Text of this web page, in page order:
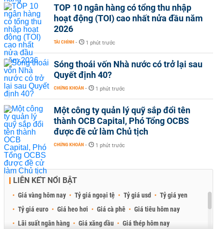
TOP 10 ngân hàng có tổng thu nhập
hoạt động (TOI) cao nhất nửa đầu năm
2026
TÀI CHÍNH - 1 phút trước
Sóng thoái vốn Nhà nước có trở lại sau
Quyết định 40?
CHỨNG KHOÁN - 1 phút trước
Một công ty quản lý quỹ sắp đổi tên
thành OCB Capital, Phó Tổng OCBS
được đề cử làm Chủ tịch
CHỨNG KHOÁN - 1 phút trước
LIÊN KẾT NỔI BẬT
Giá vàng hôm nay Tỷ giá ngoại tệ Tỷ giá usd
Tỷ giá yen
Tỷ giá euro
Giá heo hơi Giá cà phê
Giá tiêu hôm nay
Lãi suất ngân hàng
Giá xăng dầu
Giá thép hôm nay